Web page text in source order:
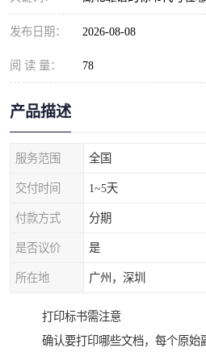
发布日期： 2026-08-08
阅 读 量： 78
产品描述
服务范围 全国
交付时间 1~5天
付款方式 分期
是否议价 是
所在地 广州，深圳
打印标书需注意
确认要打印哪些文档，每个原始